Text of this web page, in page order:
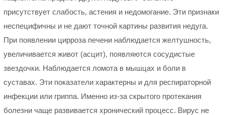
присутствует слабость, астения и недомогание. Эти признаки
неспецифичны и не дают точной картины развития недуга.
При появлении цирроза печени наблюдается желтушность,
увеличивается живот (асцит), появляются сосудистые
звездочки. Наблюдается ломота в мышцах и боли в
суставах. Эти показатели характерны и для респираторной
инфекции или гриппа. Именно из-за скрытого протекания
болезни чаще развивается хронический процесс. Вирус не